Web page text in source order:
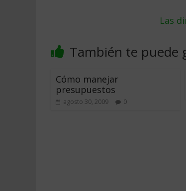
Las
También te puede
Cómo manejar
presupuestos
agosto 30, 2009 0